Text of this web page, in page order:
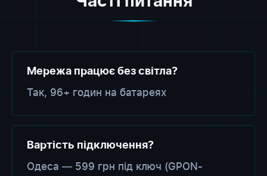
Мережа працює без світла?
Так, 96+ годин на батареях
Вартість підключення?
Одеса — 599 грн під ключ (GPON-